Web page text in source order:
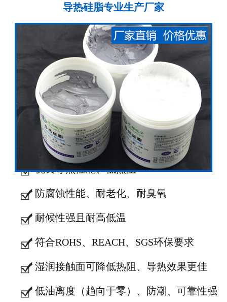
导热硅脂专业生产厂家
优良导热性能、低热阻
防腐蚀性能、耐老化、耐臭氧
耐候性强且耐高低温
符合ROHS、REACH、SGS环保要求
湿润接触面可降低热阻、导热效果更佳
低油离度（趋向于零）、防潮、可靠性强